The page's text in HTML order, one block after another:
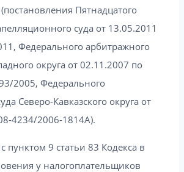
Пятнадцатого
суда от 13.05.2011
Федерального арбитражного
округа от 02.11.2007 по
2005, Федерального
Северо-Кавказского округа от
4234/2006-1814А).
пунктом 9 статьи 83 Кодекса в
у налогоплательщиков